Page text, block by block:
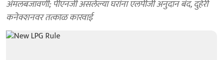
अंमलबजावणी; पीएनजी असलेल्या घरांना एलपीजी अनुदान बंद, दुहेरी
कनेक्शनवर तत्काळ कारवाई